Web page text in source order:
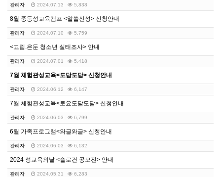
관리자 2024.07.13 5,838
8월 중등성교육캠프 <알쓸신성> 신청안내
관리자 2024.07.10 5,759
<고립.은둔 청소년 실태조사> 안내
관리자 2024.07.01 5,418
7월 체험관성교육<도담도담> 신청안내
관리자 2024.06.12 6,147
7월 체험관성교육<토요도담도담> 신청안내
관리자 2024.06.03 6,799
6월 가족프로그램<와글와글> 신청안내
관리자 2024.06.03 6,132
2024 성교육의날 <슬로건 공모전> 안내
관리자 2024.05.31 6,283